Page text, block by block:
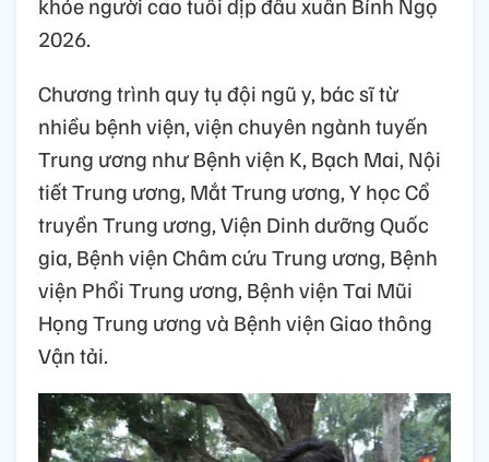
khỏe người cao tuổi dịp đầu xuân Bính Ngọ
2026.
Chương trình quy tụ đội ngũ y, bác sĩ từ
nhiều bệnh viện, viện chuyên ngành tuyến
Trung ương như Bệnh viện K, Bạch Mai, Nội
tiết Trung ương, Mắt Trung ương, Y học Cổ
truyền Trung ương, Viện Dinh dưỡng Quốc
gia, Bệnh viện Châm cứu Trung ương, Bệnh
viện Phổi Trung ương, Bệnh viện Tai Mũi
Họng Trung ương và Bệnh viện Giao thông
Vận tải.